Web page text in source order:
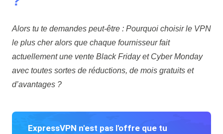
Alors tu te demandes peut-être : Pourquoi choisir le VPN
le plus cher alors que chaque fournisseur fait
actuellement une vente Black Friday et Cyber Monday
avec toutes sortes de réductions, de mois gratuits et
d’avantages ?
ExpressVPN n'est pas l'offre que tu